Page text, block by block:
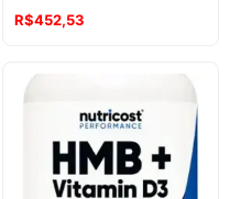
R$452,53